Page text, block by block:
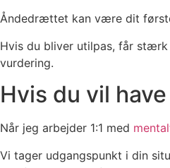
Åndedrættet kan være dit
Hvis du bliver utilpas, får
vurdering.
Hvis du vil
Når jeg arbejder 1:1 med
Vi tager udgangspunkt i din